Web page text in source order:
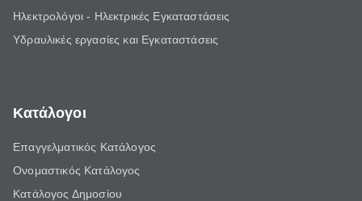
Ηλεκτρολόγοι - Ηλεκτρικές Εγκαταστάσεις
Υδραυλικές εργασίες και Εγκαταστάσεις
Κατάλογοι
Επαγγελματικός Κατάλογος
Ονομαστικός Κατάλογος
Κατάλογος Δημοσίου